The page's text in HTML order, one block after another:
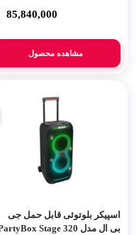
85,840,000
مشاهده محصول
اسپیکر بلوتوثی قابل حمل جی
بی ال مدل PartyBox Stage 320